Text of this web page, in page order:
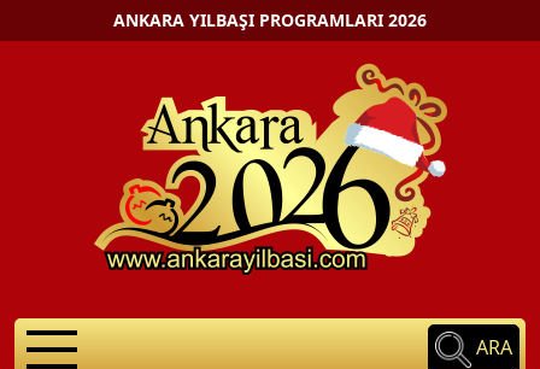
ANKARA YILBAŞI PROGRAMLARI 2026
ARA